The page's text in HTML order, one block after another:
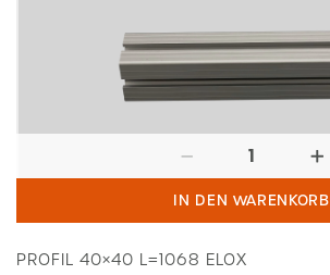
40x40
IN DEN WARENKORB
PROFIL 40×40 L=1068 ELOX